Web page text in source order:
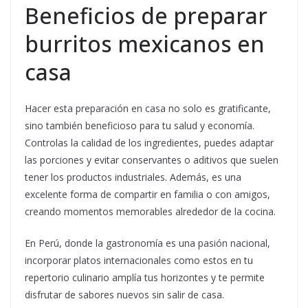
Beneficios de preparar
burritos mexicanos en
casa
Hacer esta preparación en casa no solo es gratificante,
sino también beneficioso para tu salud y economía.
Controlas la calidad de los ingredientes, puedes adaptar
las porciones y evitar conservantes o aditivos que suelen
tener los productos industriales. Además, es una
excelente forma de compartir en familia o con amigos,
creando momentos memorables alrededor de la cocina.
En Perú, donde la gastronomía es una pasión nacional,
incorporar platos internacionales como estos en tu
repertorio culinario amplía tus horizontes y te permite
disfrutar de sabores nuevos sin salir de casa.